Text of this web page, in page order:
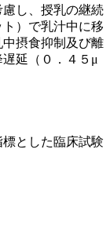
し、授乳の継続
）で乳汁中に移
摂食抑制及び離
延（０．４５μ
とした臨床試験